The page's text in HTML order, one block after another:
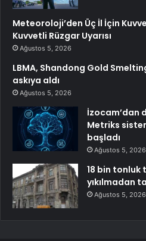
Meteoroloji’den Üç İl İçin
Kuvvetli Rüzgar Uyarısı
Ağustos 5, 2026
LBMA, Shandong Gold
askıya aldı
Ağustos 5, 2026
İzocam’dan
Metriks
başladı
Ağustos 5, 2026
18 bin tonluk
yıkılmadan
Ağustos 5, 2026